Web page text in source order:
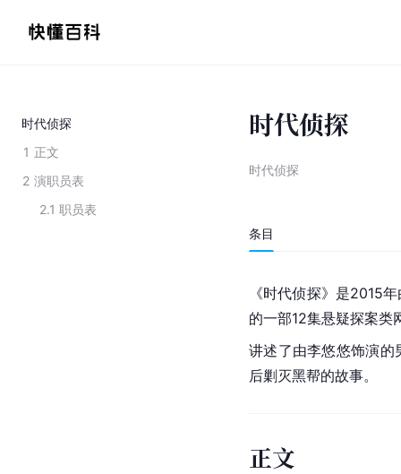
时代侦探
1 正文
2 演职员表
2.1 职员表
时代侦探
时代侦探
条目
《时代侦探》是2015
的一部12集悬疑探案类
讲述了由李悠悠饰演的
后剿灭黑帮的故事。
正文